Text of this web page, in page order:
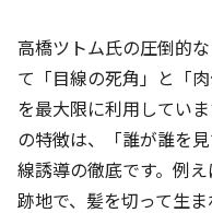
高橋ツトム氏の圧倒的
て「目線の死角」と「
を最大限に利用してい
の特徴は、「誰が誰を
線誘導の徹底です。例
跡地で、髪を切って生